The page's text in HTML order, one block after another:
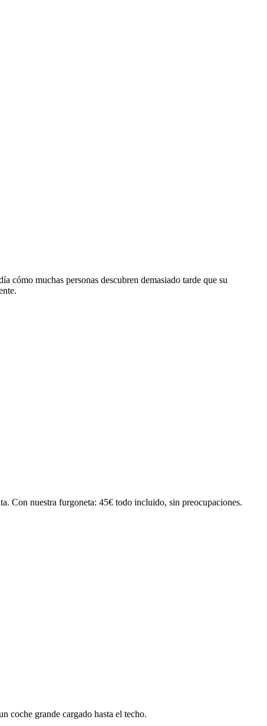
cómo muchas personas descubren demasiado tarde que su
Con nuestra furgoneta: 45€ todo incluido, sin preocupaciones.
coche grande cargado hasta el techo.